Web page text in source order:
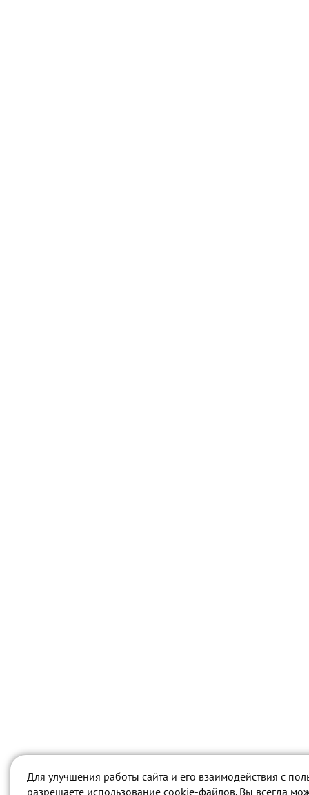
Для улучшения работы сайта и его взаимодействия с
разрешаете использование cookie-файлов. Вы всегда